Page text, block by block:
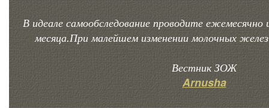
В идеале самообследование проводите
месяца.При малейшем изменении молочных
Вестник ЗОЖ
Arnusha